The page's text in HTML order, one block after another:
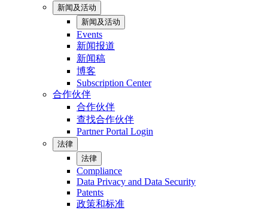
新闻及活动
新闻及活动
Events
新闻报道
新闻稿
博客
Subscription Center
合作伙伴
合作伙伴
查找合作伙伴
Partner Portal Login
法律
法律
Compliance
Data Privacy and Data Security
Patents
政策和标准